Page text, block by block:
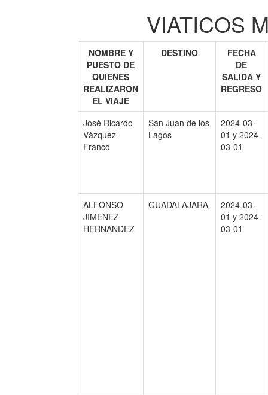
VIATICOS
NOMBRE Y
PUESTO DE
QUIENES
REALIZARON
EL VIAJE
DESTINO
FECHA
DE
SALIDA Y
REGRESO
Josè Ricardo
Vàzquez
Franco
San Juan de los
Lagos
2024-03-
01 y 2024-
03-01
ALFONSO
JIMENEZ
HERNANDEZ
GUADALAJARA
2024-03-
01 y 2024-
03-01